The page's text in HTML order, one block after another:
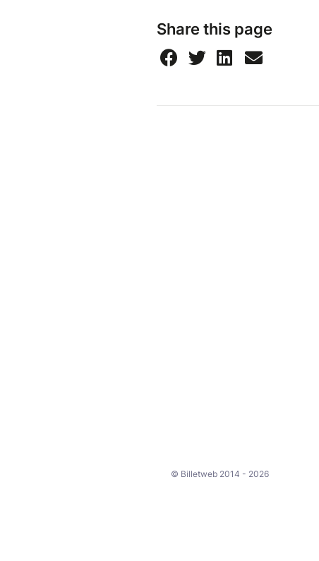
Share this page
© Billetweb 2014 - 2026